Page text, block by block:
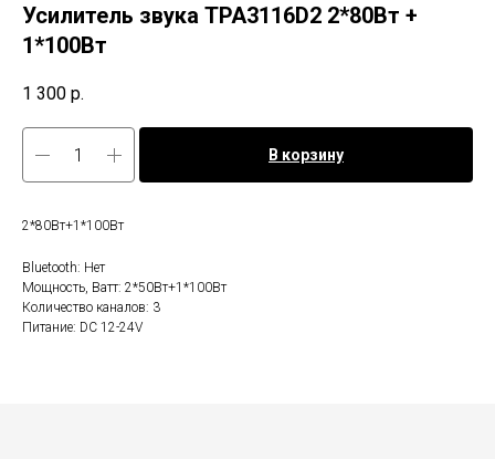
Усилитель звука TPA3116D2 2*80Вт +
1*100Вт
1 300 р.
В корзину
2*80Вт+1*100Вт
Bluetooth: Нет
Мощность, Ватт: 2*50Вт+1*100Вт
Количество каналов: 3
Питание: DC 12-24V